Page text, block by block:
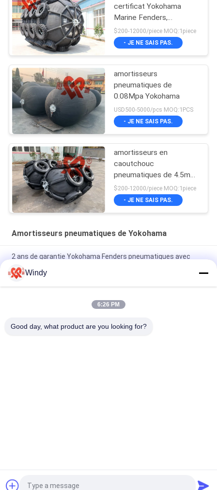
certificat Yokohama
Marine Fenders,
amortisseur en
caoutchouc
pneumatique
$200-12000/piece MOQ:1piece
- JE NE SAIS PAS.
amortisseurs
pneumatiques de
0.08Mpa Yokohama
USD500-5000/pcs MOQ:1PCS
- JE NE SAIS PAS.
amortisseurs en
caoutchouc
pneumatiques de 4.5m
Yokohama
$200-12000/piece MOQ:1piece
- JE NE SAIS PAS.
Amortisseurs pneumatiques de Yokohama
2 ans de garantie Yokohama Fenders pneumatiques avec
matériau en caoutchouc et bride galvanisée à chaud
Galvanisation à chaud Yokohama Marine Fender pour une
protection durable des pièces marines
protection des navires
Amortisseurs
Windy
6:26 PM
Good day, what product are you looking for?